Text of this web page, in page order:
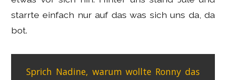
starrte einfach nur auf das was sich uns da, da
bot.
Sprich Nadine, warum wollte Ronny das